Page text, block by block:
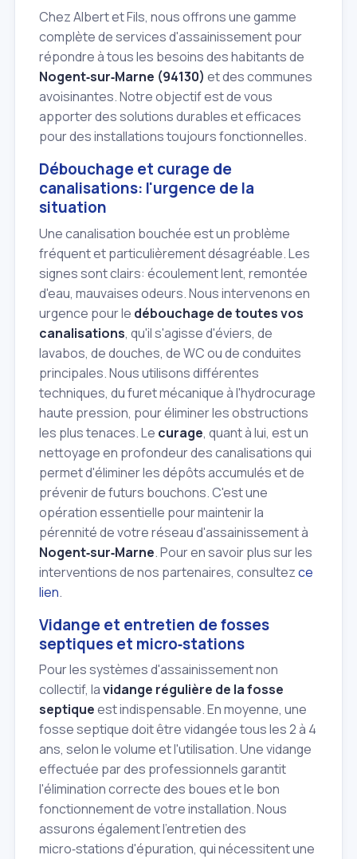
Chez Albert et Fils, nous offrons une gamme
complète de services d'assainissement pour
répondre à tous les besoins des habitants de
Nogent‑sur‑Marne (94130) et des communes
avoisinantes. Notre objectif est de vous
apporter des solutions durables et efficaces
pour des installations toujours fonctionnelles.
Débouchage et curage de
canalisations: l'urgence de la
situation
Une canalisation bouchée est un problème
fréquent et particulièrement désagréable. Les
signes sont clairs: écoulement lent, remontée
d'eau, mauvaises odeurs. Nous intervenons en
urgence pour le débouchage de toutes vos
canalisations, qu'il s'agisse d'éviers, de
lavabos, de douches, de WC ou de conduites
principales. Nous utilisons différentes
techniques, du furet mécanique à l'hydrocurage
haute pression, pour éliminer les obstructions
les plus tenaces. Le curage, quant à lui, est un
nettoyage en profondeur des canalisations qui
permet d'éliminer les dépôts accumulés et de
prévenir de futurs bouchons. C'est une
opération essentielle pour maintenir la
pérennité de votre réseau d'assainissement à
Nogent‑sur‑Marne. Pour en savoir plus sur les
interventions de nos partenaires, consultezce
lien.
Vidange et entretien de fosses
septiques et micro‑stations
Pour les systèmes d'assainissement non
collectif, lavidange régulière de la fosse
septiqueest indispensable. En moyenne, une
fosse septique doit être vidangée tous les 2 à 4
ans, selon le volume et l'utilisation. Une vidange
effectuée par des professionnels garantit
l'élimination correcte des boues et le bon
fonctionnement de votre installation. Nous
assurons également l'entretien des
micro‑stations d'épuration, qui nécessitent une